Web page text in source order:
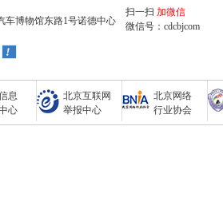
车博物馆东路1号诺德中心
扫一扫 加微信
微信号：cdcbjcom
息
心
北京互联网
举报中心
北京网络
行业协会